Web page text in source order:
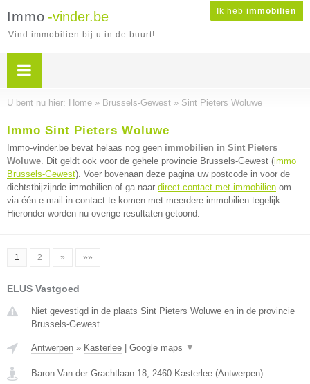
Ik heb immobilien
Immo -vinder.be
Vind immobilien bij u in de buurt!
U bent nu hier: Home » Brussels-Gewest » Sint Pieters Woluwe
Immo Sint Pieters Woluwe
Immo-vinder.be bevat helaas nog geen immobilien in Sint Pieters
Woluwe. Dit geldt ook voor de gehele provincie Brussels-Gewest (immo
Brussels-Gewest). Voer bovenaan deze pagina uw postcode in voor de
dichtstbijzijnde immobilien of ga naar direct contact met immobilien om
via één e-mail in contact te komen met meerdere immobilien tegelijk.
Hieronder worden nu overige resultaten getoond.
1 2 » »»
ELUS Vastgoed
Niet gevestigd in de plaats Sint Pieters Woluwe en in de provincie
Brussels-Gewest.
Antwerpen » Kasterlee Google maps ▼
Baron Van der Grachtlaan 18, 2460 Kasterlee (Antwerpen)